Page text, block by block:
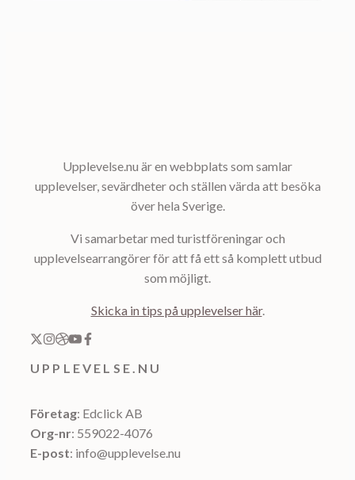
Upplevelse.nu är en webbplats som samlar
upplevelser, sevärdheter och ställen värda att besöka
över hela Sverige.
Vi samarbetar med turistföreningar och
upplevelsearrangörer för att få ett så komplett utbud
som möjligt.
Skicka in tips på upplevelser här.
UPPLEVELSE.NU
Företag: Edclick AB
Org-nr: 559022-4076
E-post: info@upplevelse.nu